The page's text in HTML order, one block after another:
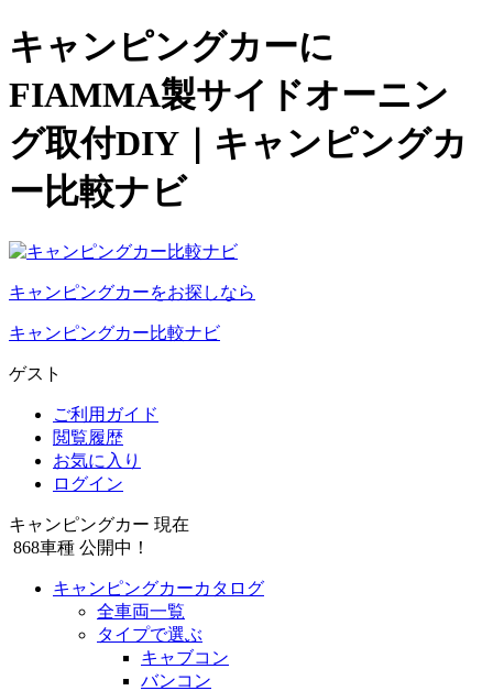
キャンピングカーに
FIAMMA製サイドオーニン
グ取付DIY｜キャンピングカ
ー比較ナビ
キャンピングカーをお探しなら
キャンピングカー比較ナビ
ゲスト
ご利用ガイド
閲覧履歴
お気に入り
ログイン
キャンピングカー 現在
868車種 公開中！
キャンピングカーカタログ
全車両一覧
タイプで選ぶ
キャブコン
バンコン